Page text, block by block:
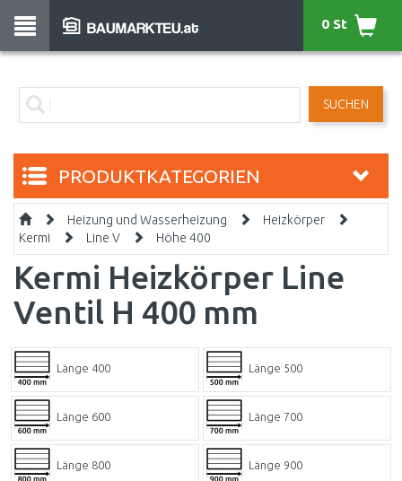
SUCHEN
0 St
PRODUKTKATEGORIEN
Heizung und Wasserheizung
Heizkörper
Kermi
Line V Höhe 400
Kermi Heizkörper Line
Ventil H 400 mm
Länge 400 Länge 500
Länge 600 Länge 700
Länge 800 Länge 900